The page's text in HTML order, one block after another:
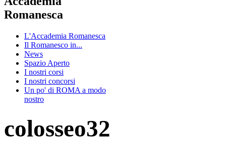
Romanesca
L'Accademia Romanesca
Il Romanesco in...
News
Spazio Aperto
I nostri corsi
I nostri concorsi
Un po' di ROMA a modo
nostro
colosseo32